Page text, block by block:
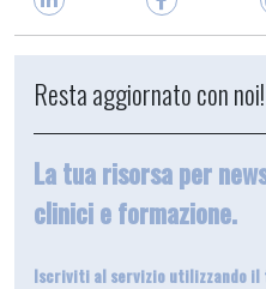
Resta aggiornato con noi!
La tua risorsa per
clinici e formazione.
Iscriviti al servizio utilizzando il